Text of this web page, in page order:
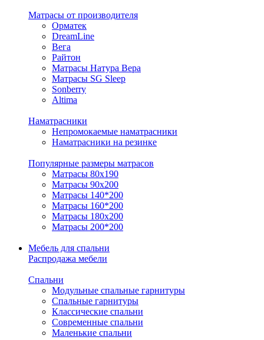
Матрасы от производителя
Орматек
DreamLine
Вега
Райтон
Матрасы Натура Вера
Матрасы SG Sleep
Sonberry
Altima
Наматрасники
Непромокаемые наматрасники
Наматрасники на резинке
Популярные размеры матрасов
Матрасы 80x190
Матрасы 90x200
Матрасы 140*200
Матрасы 160*200
Матрасы 180x200
Матрасы 200*200
Мебель для спальни
Распродажа мебели
Спальни
Модульные спальные гарнитуры
Спальные гарнитуры
Классические спальни
Современные спальни
Маленькие спальни